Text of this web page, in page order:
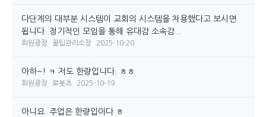
다단계의 대부분 시스템이 교회의 시스템을 차용했다고 보시면
됩니다. 정기적인 모임을 통해 유대감 소속감...
회원광장 꿀팁관리소장 2025-10-20
아하~! ㅋ 저도 한량입니다. ㅎㅎ
회원광장 로봇츠 2025-10-19
아니요. 주업은 한량입이다 ㅎ